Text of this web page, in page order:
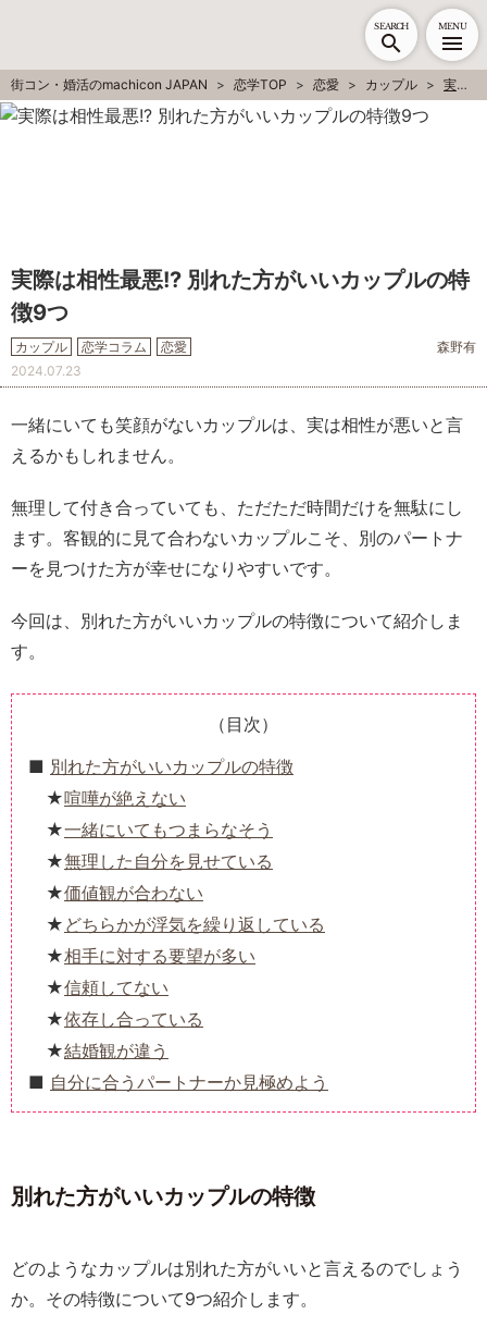
SEARCH MENU
街コン・婚活のmachicon JAPAN 恋学TOP 恋愛 カップル 実際は相性最悪!? 別れた方がいいカップルの特徴9つ
実際は相性最悪!? 別れた方がいいカップルの特
徴9つ
カップル 恋学コラム 恋愛
森野有
2024.07.23
一緒にいても笑顔がないカップルは、実は相性が悪いと言
えるかもしれません。
無理して付き合っていても、ただただ時間だけを無駄にし
ます。客観的に見て合わないカップルこそ、別のパートナ
ーを見つけた方が幸せになりやすいです。
今回は、別れた方がいいカップルの特徴について紹介しま
す。
（目次）
別れた方がいいカップルの特徴
喧嘩が絶えない
一緒にいてもつまらなそう
無理した自分を見せている
価値観が合わない
どちらかが浮気を繰り返している
相手に対する要望が多い
信頼してない
依存し合っている
結婚観が違う
自分に合うパートナーか見極めよう
別れた方がいいカップルの特徴
どのようなカップルは別れた方がいいと言えるのでしょう
か。その特徴について9つ紹介します。